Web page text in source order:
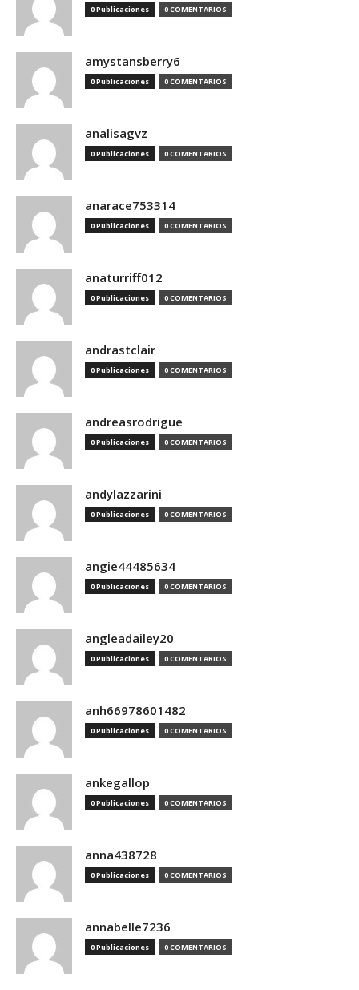
0 Publicaciones 0 COMENTARIOS
amystansberry6
0 Publicaciones 0 COMENTARIOS
analisagvz
0 Publicaciones 0 COMENTARIOS
anarace753314
0 Publicaciones 0 COMENTARIOS
anaturriff012
0 Publicaciones 0 COMENTARIOS
andrastclair
0 Publicaciones 0 COMENTARIOS
andreasrodrigue
0 Publicaciones 0 COMENTARIOS
andylazzarini
0 Publicaciones 0 COMENTARIOS
angie44485634
0 Publicaciones 0 COMENTARIOS
angleadailey20
0 Publicaciones 0 COMENTARIOS
anh66978601482
0 Publicaciones 0 COMENTARIOS
ankegallop
0 Publicaciones 0 COMENTARIOS
anna438728
0 Publicaciones 0 COMENTARIOS
annabelle7236
0 Publicaciones 0 COMENTARIOS